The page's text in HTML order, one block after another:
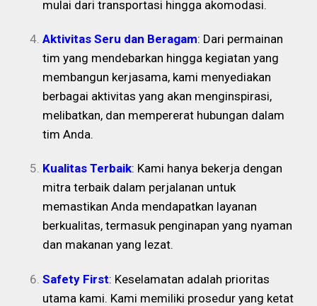
mulai dari transportasi hingga akomodasi.
Aktivitas Seru dan Beragam: Dari permainan
tim yang mendebarkan hingga kegiatan yang
membangun kerjasama, kami menyediakan
berbagai aktivitas yang akan menginspirasi,
melibatkan, dan mempererat hubungan dalam
tim Anda.
Kualitas Terbaik: Kami hanya bekerja dengan
mitra terbaik dalam perjalanan untuk
memastikan Anda mendapatkan layanan
berkualitas, termasuk penginapan yang nyaman
dan makanan yang lezat.
Safety First: Keselamatan adalah prioritas
utama kami. Kami memiliki prosedur yang ketat